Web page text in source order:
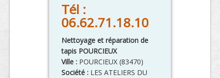
Tél :
06.62.71.18.10
Nettoyage et réparation de
tapis POURCIEUX
Ville : POURCIEUX (83470)
Société : LES ATELIERS DU